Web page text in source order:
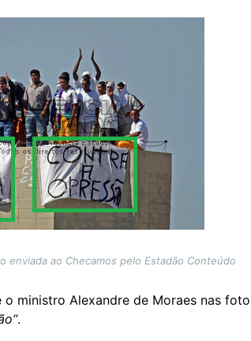
enviada ao Checamos pelo Estadão Conteúdo
ministro Alexandre de Moraes nas
.